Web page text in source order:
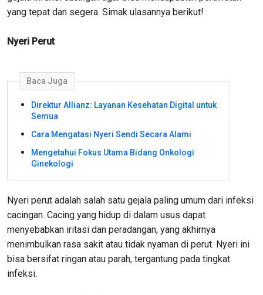
yang tepat dan segera. Simak ulasannya berikut!
Nyeri Perut
Baca Juga
Direktur Allianz: Layanan Kesehatan Digital untuk
Semua
Cara Mengatasi Nyeri Sendi Secara Alami
Mengetahui Fokus Utama Bidang Onkologi
Ginekologi
Nyeri perut adalah salah satu gejala paling umum dari infeksi
cacingan. Cacing yang hidup di dalam usus dapat
menyebabkan iritasi dan peradangan, yang akhirnya
menimbulkan rasa sakit atau tidak nyaman di perut. Nyeri ini
bisa bersifat ringan atau parah, tergantung pada tingkat
infeksi.